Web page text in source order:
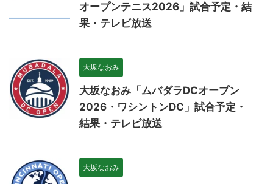
オープンテニス2026」試合予定・結
果・テレビ放送
大坂なおみ
大坂なおみ「ムバダラDCオープン
2026・ワシントンDC」試合予定・
結果・テレビ放送
大坂なおみ